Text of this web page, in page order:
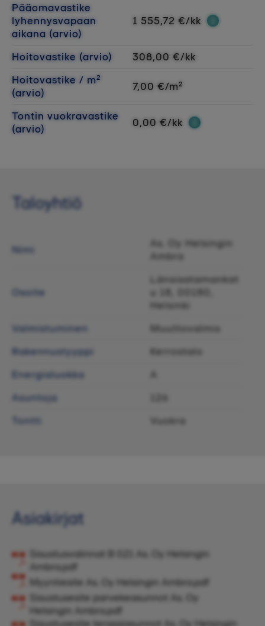
Pääomavastike
lyhennysvapaan
aikana (arvio)
1 555,72 €/kk
Hoitovastike (arvio)
308,00 €/kk
Hoitovastike / m²
(arvio)
7,00 €/m²
Tontin vuokravastike
(arvio)
0,00 €/kk
Taloyhtiö
Nimi
As. Oy Helsingin
Ambra
Osoite
Länsisatamankat
u 18, 00180,
Helsinki
Valmistuminen
Muuttovalmis
Rakennustyyppi
Kerrostalo
Energialuokka
A
Asuntoja
126
Tontti
Vuokra
Asiakirjat
Sisustusvalinnat B 021 As. Oy Helsingin
Ambra.pdf
Myyntiesite As. Oy Helsingin Ambra.pdf
Sisustusesite parvekeasunnot As. Oy
Helsingin Ambra.pdf